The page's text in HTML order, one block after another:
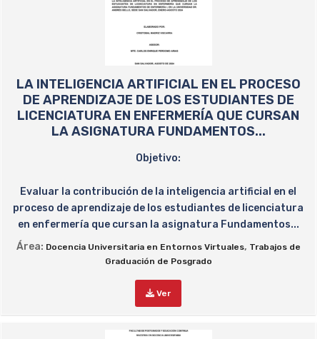
LA INTELIGENCIA ARTIFICIAL EN EL PROCESO
DE APRENDIZAJE DE LOS ESTUDIANTES DE
LICENCIATURA EN ENFERMERÍA QUE CURSAN
LA ASIGNATURA FUNDAMENTOS...
Objetivo:
Evaluar la contribución de la inteligencia artificial en el
proceso de aprendizaje de los estudiantes de licenciatura
en enfermería que cursan la asignatura Fundamentos...
Área: Docencia Universitaria en Entornos Virtuales, Trabajos de
Graduación de Posgrado
Ver